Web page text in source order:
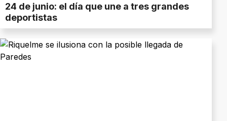
24 de junio: el día que une a tres grandes
deportistas